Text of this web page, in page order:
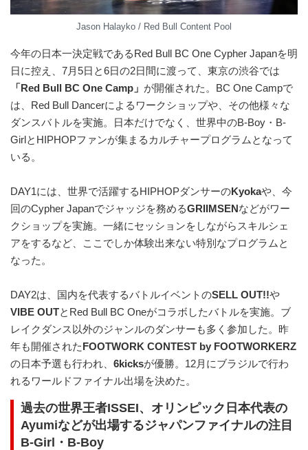
Jason Halayko / Red Bull Content Pool
今年の日本一決定戦であるRed Bull BC One Cypher Japanを明
日に控え、7月5日と6日の2日間に渡って、東京の渋谷では
「Red Bull BC One Camp」 が開催された。BC One Campで
は、Red Bull Dancerによるワークショップや、その他様々な
ダンスバトルを実施。⽇本だけでなく、世界中のB-Boy・B-
GirlとHIPHOPファンが集まるカルチャープログラムとなって
いる。
DAY1には、世界で活躍するHIPHOPダンサーのKyokaや、今
回のCypher Japanでジャッジを務めるGRIIMSENなどがワー
クショップを実施。一緒にセッションをしながらスキルシェ
アをするなど、ここでしか体験出来ない特別なプログラムと
なった。
DAY2は、国内を代表するバトルイベントのSELL OUT!!や
VIBE OUTとRed Bull BC Oneがコラボしたバトルを実施。ブ
レイクダンス以外のジャンルのダンサーも多く参加した。昨
年も開催されたFOOTWORK CONTEST by FOOTWORKERZ
の日本予選も行われ、 6kicksが優勝。12月にブラジルで行わ
れるワールドファイナル出場を決めた。
過去の世界王者ISSEI、オリンピック日本代表の
Ayumiなどが出場するジャパンファイナルの注目
B-Girl・B-Boy